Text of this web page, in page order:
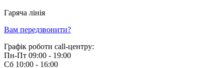
Гаряча лінія
Вам передзвонити?
Графік роботи call-центру:
Пн-Пт 09:00 - 19:00
Сб 10:00 - 16:00